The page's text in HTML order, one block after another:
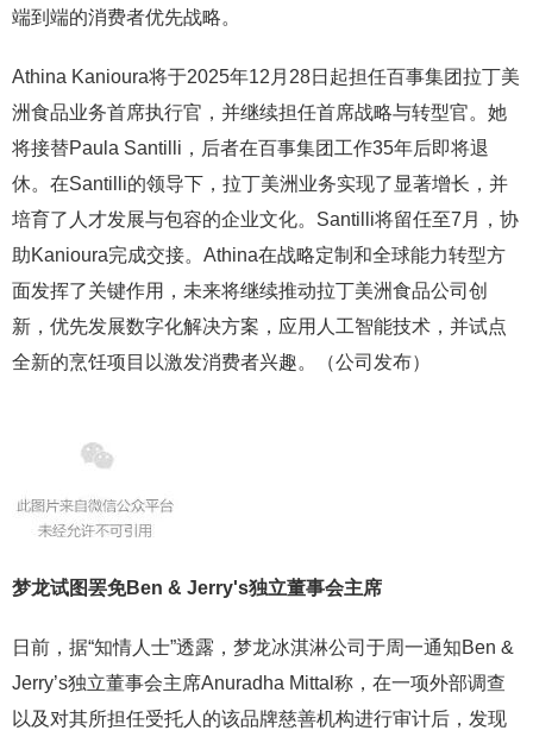
端到端的消费者优先战略。
Athina Kanioura将于2025年12月28日起担任百事集团拉丁美
洲食品业务首席执行官，并继续担任首席战略与转型官。她
将接替Paula Santilli，后者在百事集团工作35年后即将退
休。在Santilli的领导下，拉丁美洲业务实现了显著增长，并
培育了人才发展与包容的企业文化。Santilli将留任至7月，协
助Kanioura完成交接。Athina在战略定制和全球能力转型方
面发挥了关键作用，未来将继续推动拉丁美洲食品公司创
新，优先发展数字化解决方案，应用人工智能技术，并试点
全新的烹饪项目以激发消费者兴趣。（公司发布）
梦龙试图罢免Ben & Jerry's独立董事会主席
日前，据“知情人士”透露，梦龙冰淇淋公司于周一通知Ben &
Jerry’s独立董事会主席Anuradha Mittal称，在一项外部调查
以及对其所担任受托人的该品牌慈善机构进行审计后，发现